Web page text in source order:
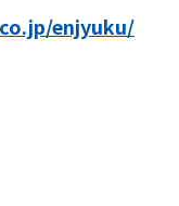
enjyuku/